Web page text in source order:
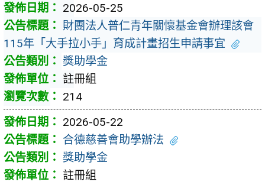
2026-05-25
財團法人普仁青年關懷基金會辦理該會
115年「大手拉小手」育成計畫招生申請事宜
獎助學金
註冊組
214
2026-05-22
合德慈善會助學辦法
獎助學金
註冊組